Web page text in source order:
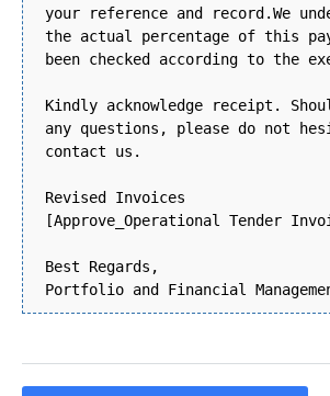
your reference and record.We
the actual percentage of this
been checked according to the
Kindly acknowledge receipt.
any questions, please do not
contact us.
Revised Invoices
[Approve_Operational Tender
Best Regards,
Portfolio and Financial